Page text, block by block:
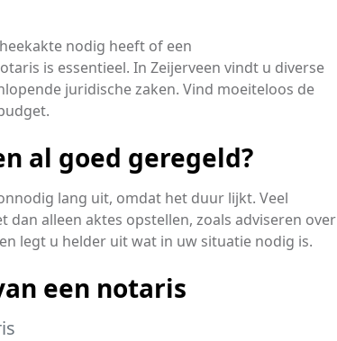
nodig heeft of een
is essentieel. In Zeijerveen vindt u diverse
juridische zaken. Vind moeiteloos de
al goed geregeld?
lang uit, omdat het duur lijkt. Veel
alleen aktes opstellen, zoals adviseren over
legt u helder uit wat in uw situatie nodig is.
een notaris